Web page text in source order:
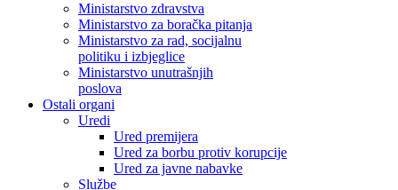
Ministarstvo zdravstva
Ministarstvo za boračka pitanja
Ministarstvo za rad, socijalnu
politiku i izbjeglice
Ministarstvo unutrašnjih
poslova
Ostali organi
Uredi
Ured premijera
Ured za borbu protiv korupcije
Ured za javne nabavke
Službe